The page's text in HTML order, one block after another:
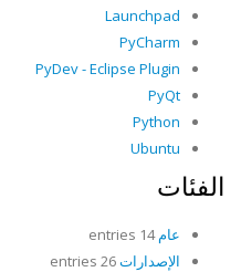
Launchpad
PyCharm
PyDev - Eclipse Plugin
PyQt
Python
Ubuntu
الفئات
عام14 entries
الإصدارات